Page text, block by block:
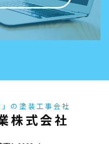
」の塗装工事会社
株式会社